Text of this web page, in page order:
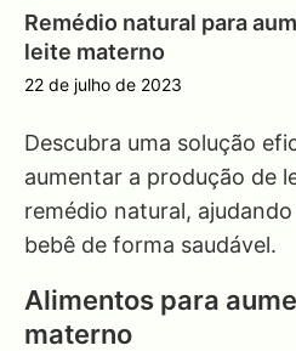
Remédio natural para
leite materno
22 de julho de 2023
Descubra uma solução
aumentar a produção de
remédio natural,
bebê de forma saudável.
Alimentos para
materno